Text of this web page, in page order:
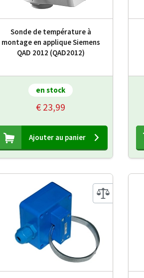
Sonde de température à
montage en applique Siemens
QAD 2012 (QAD2012)
en stock
€ 23,99
Ajouter au panier